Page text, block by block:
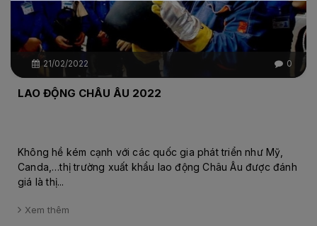
21/02/2022 0
LAO ĐỘNG CHÂU ÂU 2022
Không hề kém cạnh với các quốc gia phát triển như Mỹ,
Canda,…thị trường xuất khẩu lao động Châu Âu được đánh
giá là thị...
Xem thêm